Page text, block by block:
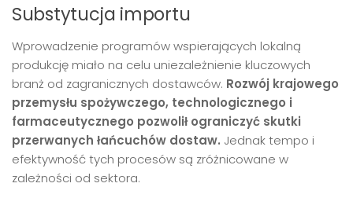
Substytucja importu
Wprowadzenie programów wspierających lokalną
produkcję miało na celu uniezależnienie kluczowych
branż od zagranicznych dostawców. Rozwój krajowego
przemysłu spożywczego, technologicznego i
farmaceutycznego pozwolił ograniczyć skutki
przerwanych łańcuchów dostaw. Jednak tempo i
efektywność tych procesów są zróżnicowane w
zależności od sektora.